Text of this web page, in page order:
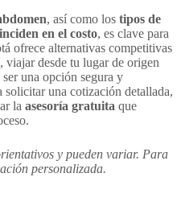
, así como los tipos de
en el costo, es clave para
ofrece alternativas competitivas
viajar desde tu lugar de origen
una opción segura y
solicitar una cotización detallada,
la asesoría gratuita que
y pueden variar. Para
personalizada.